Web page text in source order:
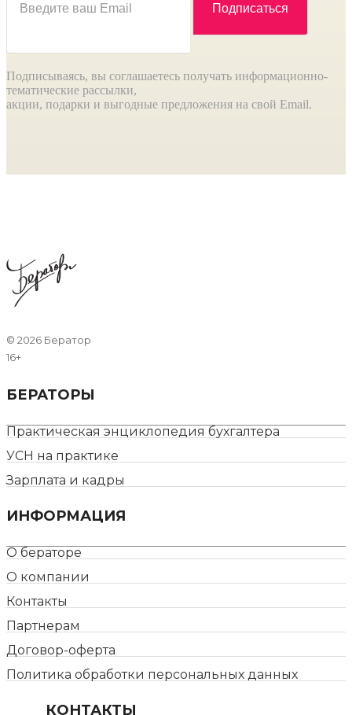
Подписываясь, вы соглашаетесь получать информационно-
тематические рассылки,
акции, подарки и выгодные предложения на свой Email.
© 2026 Бератор
16+
БЕРАТОРЫ
Практическая энциклопедия бухгалтера
УСН на практике
Зарплата и кадры
ИНФОРМАЦИЯ
О бераторе
О компании
Контакты
Партнерам
Договор-оферта
Политика обработки персональных данных
КОНТАКТЫ